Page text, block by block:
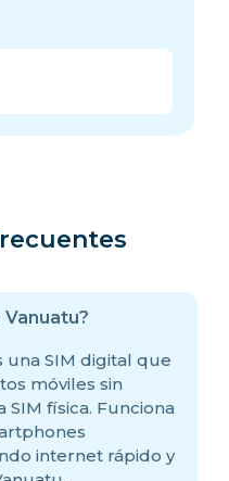
Vanuatu?
una SIM digital que
móviles sin
física. Funciona
internet rápido y